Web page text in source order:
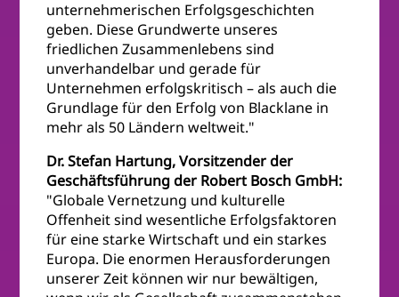
unternehmerischen Erfolgsgeschichten
geben. Diese Grundwerte unseres
friedlichen Zusammenlebens sind
unverhandelbar und gerade für
Unternehmen erfolgskritisch – als auch die
Grundlage für den Erfolg von Blacklane in
mehr als 50 Ländern weltweit."
Dr. Stefan Hartung, Vorsitzender der
Geschäftsführung der Robert Bosch GmbH:
"Globale Vernetzung und kulturelle
Offenheit sind wesentliche Erfolgsfaktoren
für eine starke Wirtschaft und ein starkes
Europa. Die enormen Herausforderungen
unserer Zeit können wir nur bewältigen,